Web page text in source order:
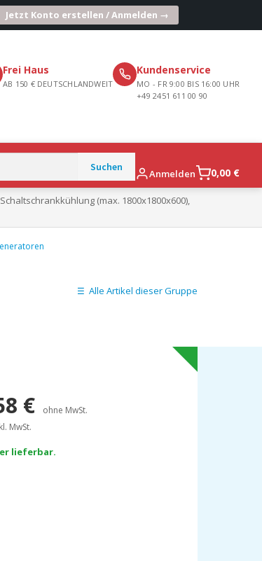
Jetzt Konto erstellen / Anmelden →
Frei Haus
AB 150 € DEUTSCHLANDWEIT
Kundenservice
MO - FR 9:00 BIS 16:00 UHR
+49 2451 611 00 90
Anmelden 0,00 €
Schaltschrankkühlung (max. 1800x1800x600),
Alle Artikel dieser Gruppe
€ ohne MwSt.
MwSt.
lieferbar.